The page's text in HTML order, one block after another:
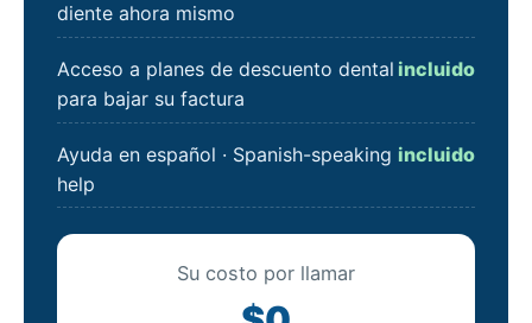
diente ahora mismo
Acceso a planes de descuento dental
para bajar su factura
incluido
Ayuda en español · Spanish-speaking
help
incluido
Su costo por llamar